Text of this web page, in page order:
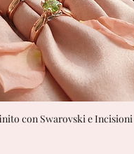
Vista rapida
con Swarovski e Incisioni